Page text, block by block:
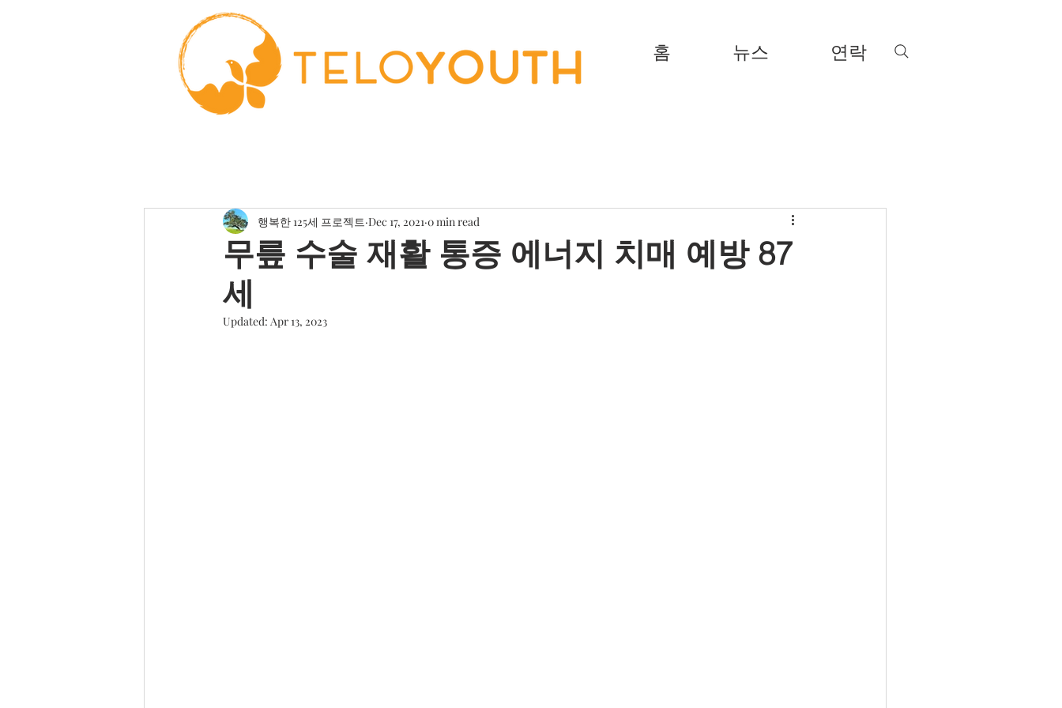
홈 뉴스 연락
무릎 수술 재활 통증 에너지 치매 예방 87
세
행복한 125세 프로젝트 Dec 17, 2021 0 min read
Updated: Apr 13, 2023